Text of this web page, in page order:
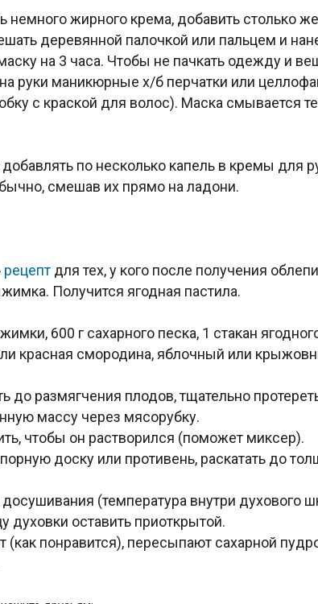
немного жирного крема, добавить столько же
деревянной палочкой или пальцем и
на 3 часа. Чтобы не пачкать одежду и
руки маникюрные х/б перчатки или
с краской для волос). Маска смывается
по несколько капель в кремы для
смешав их прямо на ладони.
рецепт для тех, у кого после получения
Получится ягодная пастила.
600 г сахарного песка, 1 стакан
красная смородина, яблочный или
до размягчения плодов, тщательно
массу через мясорубку.
чтобы он растворился (поможет миксер).
доску или противень, раскатать до
(температура внутри духового
духовки оставить приоткрытой.
(как понравится), пересыпают сахарной